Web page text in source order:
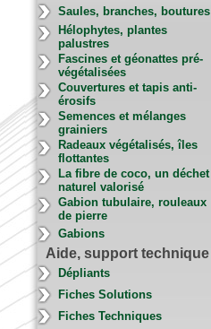
Saules, branches, boutures
Hélophytes, plantes
palustres
Fascines et géonattes pré-
végétalisées
Couvertures et tapis anti-
érosifs
Semences et mélanges
grainiers
Radeaux végétalisés, îles
flottantes
La fibre de coco, un déchet
naturel valorisé
Gabion tubulaire, rouleaux
de pierre
Gabions
Aide, support technique
Dépliants
Fiches Solutions
Fiches Techniques